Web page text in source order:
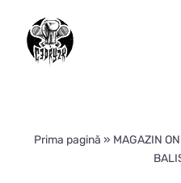
content
Prima pagină » MAGAZIN